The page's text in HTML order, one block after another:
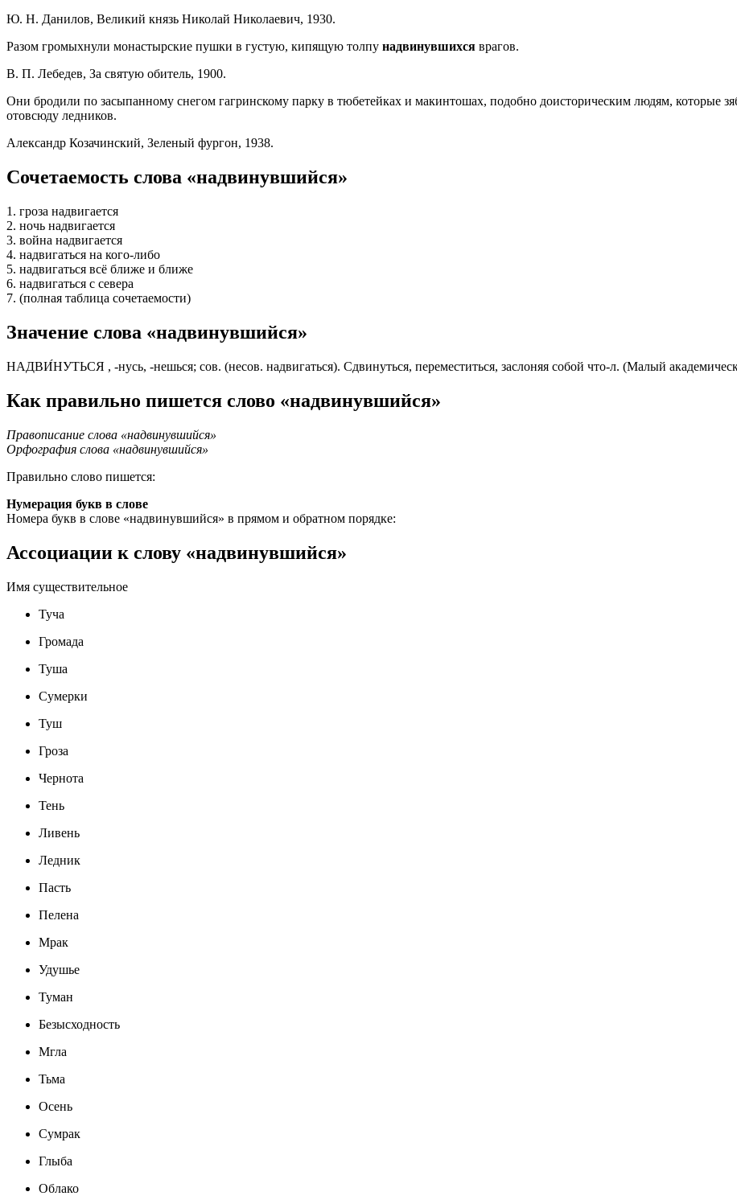
Ю. Н. Данилов, Великий князь Николай Николаевич, 1930.
Разом громыхнули монастырские пушки в густую, кипящую толпу надвинувшихся врагов.
В. П. Лебедев, За святую обитель, 1900.
Они бродили по засыпанному снегом гагринскому парку в тюбетейках и макинтошах, подобно доисторическим людям, которые
отовсюду ледников.
Александр Козачинский, Зеленый фургон, 1938.
Сочетаемость слова «надвинувшийся»
1. гроза надвигается
2. ночь надвигается
3. война надвигается
4. надвигаться на кого-либо
5. надвигаться всё ближе и ближе
6. надвигаться с севера
7. (полная таблица сочетаемости)
Значение слова «надвинувшийся»
НАДВИ́НУТЬСЯ , -нусь, -нешься; сов. (несов. надвигаться). Сдвинуться, переместиться, заслоняя собой что-л. (Малый
Как правильно пишется слово «надвинувшийся»
Правописание слова «надвинувшийся»
Орфография слова «надвинувшийся»
Правильно слово пишется:
Нумерация букв в слове
Номера букв в слове «надвинувшийся» в прямом и обратном порядке:
Ассоциации к слову «надвинувшийся»
Имя существительное
Туча
Громада
Туша
Сумерки
Туш
Гроза
Чернота
Тень
Ливень
Ледник
Пасть
Пелена
Мрак
Удушье
Туман
Безысходность
Мгла
Тьма
Осень
Сумрак
Глыба
Облако